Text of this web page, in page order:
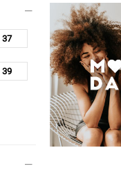
37
39